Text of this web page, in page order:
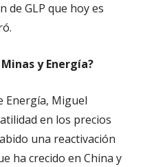
de GLP que hoy es
y Energía?
Energía, Miguel
en los precios
una reactivación
ha crecido en China y